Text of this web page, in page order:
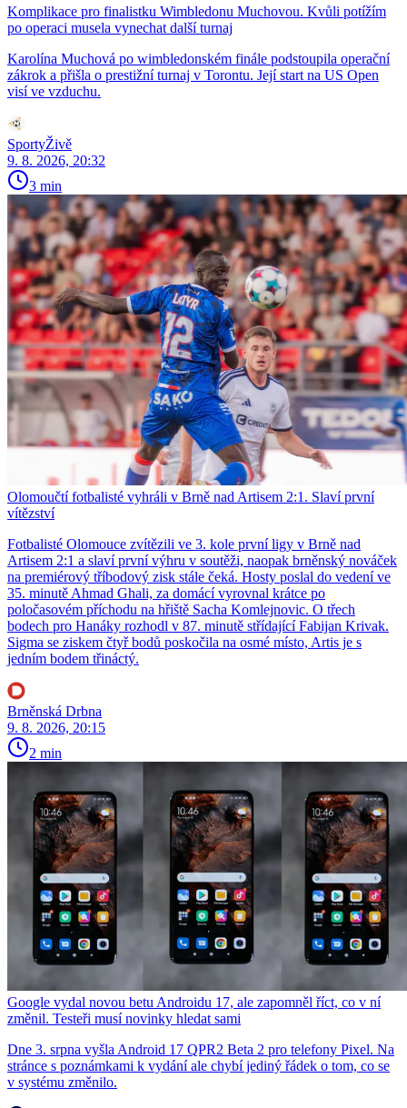
Komplikace pro finalistku Wimbledonu Muchovou. Kvůli potížím
po operaci musela vynechat další turnaj
Karolína Muchová po wimbledonském finále podstoupila operační
zákrok a přišla o prestižní turnaj v Torontu. Její start na US Open
visí ve vzduchu.
SportyŽivě
9. 8. 2026, 20:32
3 min
Olomoučtí fotbalisté vyhráli v Brně nad Artisem 2:1. Slaví první
vítězství
Fotbalisté Olomouce zvítězili ve 3. kole první ligy v Brně nad
Artisem 2:1 a slaví první výhru v soutěži, naopak brněnský nováček
na premiérový tříbodový zisk stále čeká. Hosty poslal do vedení ve
35. minutě Ahmad Ghali, za domácí vyrovnal krátce po
poločasovém příchodu na hřiště Sacha Komlejnovic. O třech
bodech pro Hanáky rozhodl v 87. minutě střídající Fabijan Krivak.
Sigma se ziskem čtyř bodů poskočila na osmé místo, Artis je s
jedním bodem třináctý.
Brněnská Drbna
9. 8. 2026, 20:15
2 min
Google vydal novou betu Androidu 17, ale zapomněl říct, co v ní
změnil. Testeři musí novinky hledat sami
Dne 3. srpna vyšla Android 17 QPR2 Beta 2 pro telefony Pixel. Na
stránce s poznámkami k vydání ale chybí jediný řádek o tom, co se
v systému změnilo.